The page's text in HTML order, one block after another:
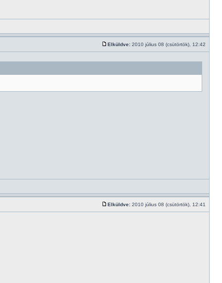
Elküldve: 2010 július 08 (csütörtök), 12:42
Elküldve: 2010 július 08 (csütörtök), 12:41